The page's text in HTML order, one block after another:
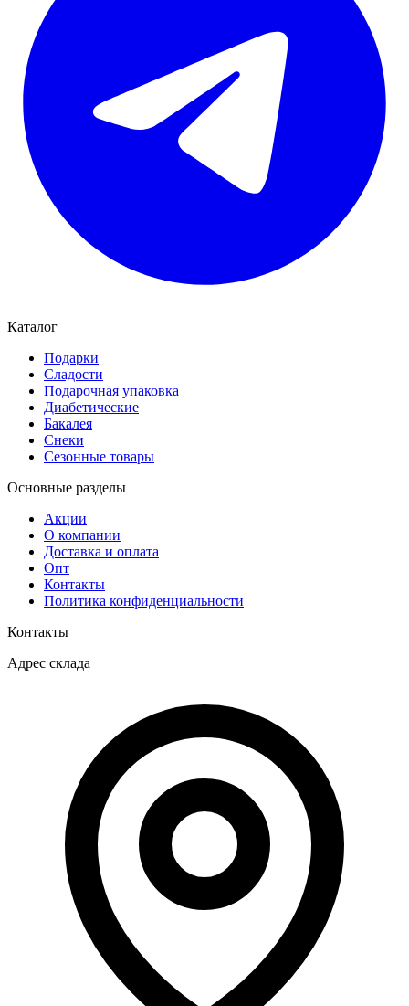
Каталог
Подарки
Сладости
Подарочная упаковка
Диабетические
Бакалея
Снеки
Сезонные товары
Основные разделы
Акции
О компании
Доставка и оплата
Опт
Контакты
Политика конфиденциальности
Контакты
Адрес склада